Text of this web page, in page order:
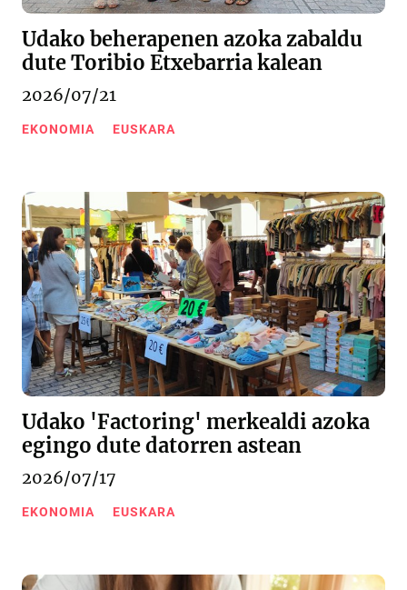
Udako beherapenen azoka zabaldu
dute Toribio Etxebarria kalean
2026/07/21
EKONOMIA EUSKARA
Udako 'Factoring' merkealdi azoka
egingo dute datorren astean
2026/07/17
EKONOMIA EUSKARA